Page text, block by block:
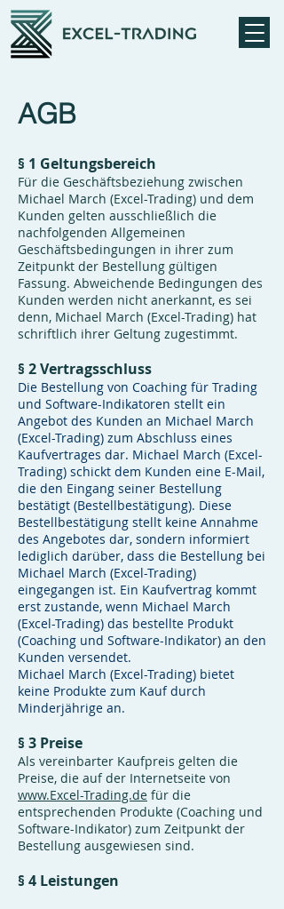
AGB
§ 1 Geltungsbereich
Für die Geschäftsbeziehung zwischen
Michael March (Excel-Trading) und dem
Kunden gelten ausschließlich die
nachfolgenden Allgemeinen
Geschäftsbedingungen in ihrer zum
Zeitpunkt der Bestellung gültigen
Fassung. Abweichende Bedingungen des
Kunden werden nicht anerkannt, es sei
denn, Michael March (Excel-Trading) hat
schriftlich ihrer Geltung zugestimmt.
§ 2 Vertragsschluss
Die Bestellung von Coaching für Trading
und Software-Indikatoren stellt ein
Angebot des Kunden an Michael March
(Excel-Trading) zum Abschluss eines
Kaufvertrages dar. Michael March (Excel-
Trading) schickt dem Kunden eine E-Mail,
die den Eingang seiner Bestellung
bestätigt (Bestellbestätigung). Diese
Bestellbestätigung stellt keine Annahme
des Angebotes dar, sondern informiert
lediglich darüber, dass die Bestellung bei
Michael March (Excel-Trading)
eingegangen ist. Ein Kaufvertrag kommt
erst zustande, wenn Michael March
(Excel-Trading) das bestellte Produkt
(Coaching und Software-Indikator) an den
Kunden versendet.
Michael March (Excel-Trading) bietet
keine Produkte zum Kauf durch
Minderjährige an.
§ 3 Preise
Als vereinbarter Kaufpreis gelten die
Preise, die auf der Internetseite von
www.Excel-Trading.de für die
entsprechenden Produkte (Coaching und
Software-Indikator) zum Zeitpunkt der
Bestellung ausgewiesen sind.
§ 4 Leistungen